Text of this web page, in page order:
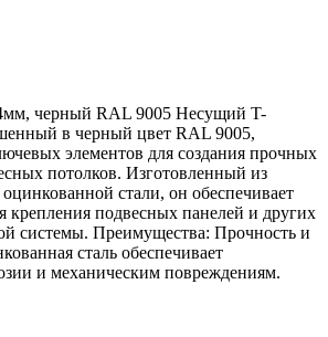
черный RAL 9005 Несущий T-
в черный цвет RAL 9005,
элементов для создания прочных
потолков. Изготовленный из
стали, он обеспечивает
крепления подвесных панелей и других
системы. Преимущества: Прочность и
сталь обеспечивает
и механическим повреждениям.